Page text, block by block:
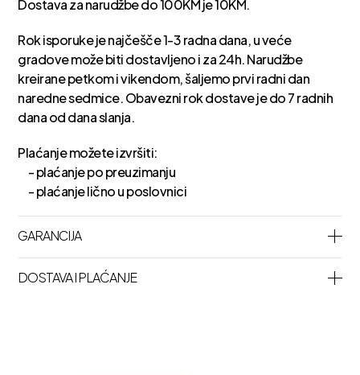
Dostava za narudžbe do 100KM je 10KM.
Rok isporuke je najčešče 1-3 radna dana, u veće
gradove može biti dostavljeno i za 24h. Narudžbe
kreirane petkom i vikendom, šaljemo prvi radni dan
naredne sedmice. Obavezni rok dostave je do 7 radnih
dana od dana slanja.
Plaćanje možete izvršiti:
- plaćanje po preuzimanju
- plaćanje lično u poslovnici
GARANCIJA
DOSTAVA I PLAĆANJE